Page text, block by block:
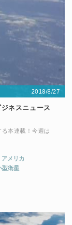
2018/8/27
ネスニュース
本連載！今週は
アメリカ
型衛星